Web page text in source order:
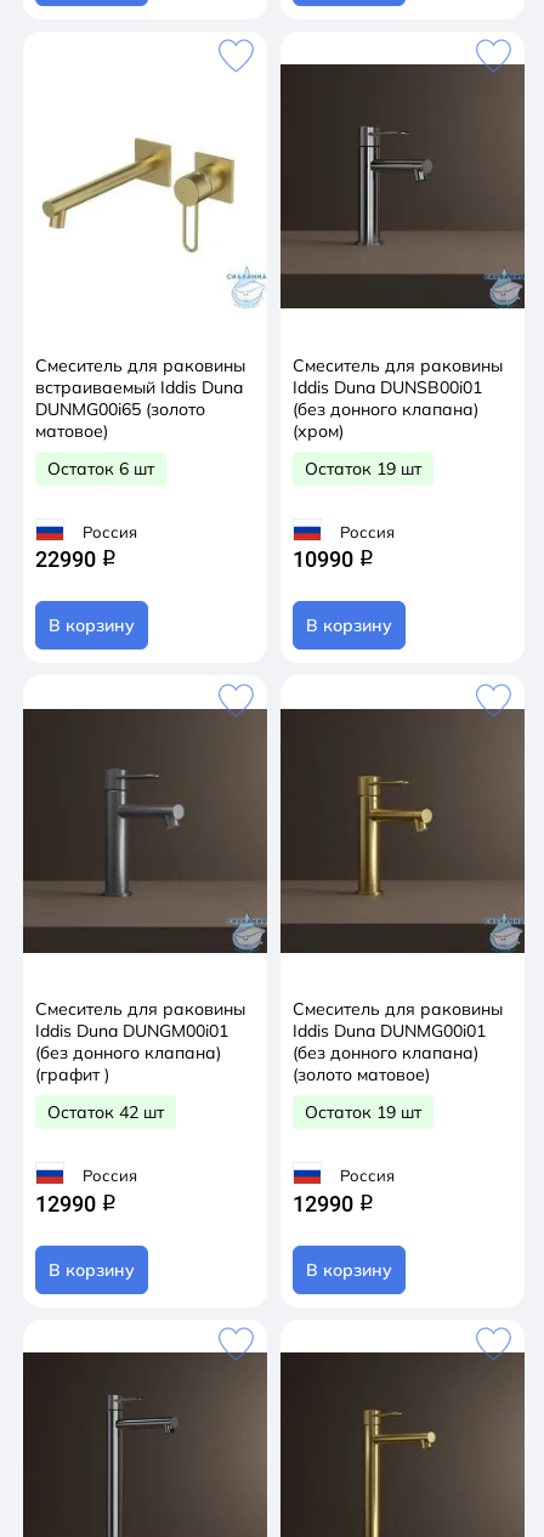
Смеситель для раковины
встраиваемый Iddis Duna
DUNMG00i65 (золото
матовое)
Остаток 6 шт
Россия
22990 q
В корзину
Смеситель для раковины
Iddis Duna DUNSB00i01
(без донного клапана)
(хром)
Остаток 19 шт
Россия
10990 q
В корзину
Смеситель для раковины
Iddis Duna DUNGM00i01
(без донного клапана)
(графит )
Остаток 42 шт
Россия
12990 q
В корзину
Смеситель для раковины
Iddis Duna DUNMG00i01
(без донного клапана)
(золото матовое)
Остаток 19 шт
Россия
12990 q
В корзину